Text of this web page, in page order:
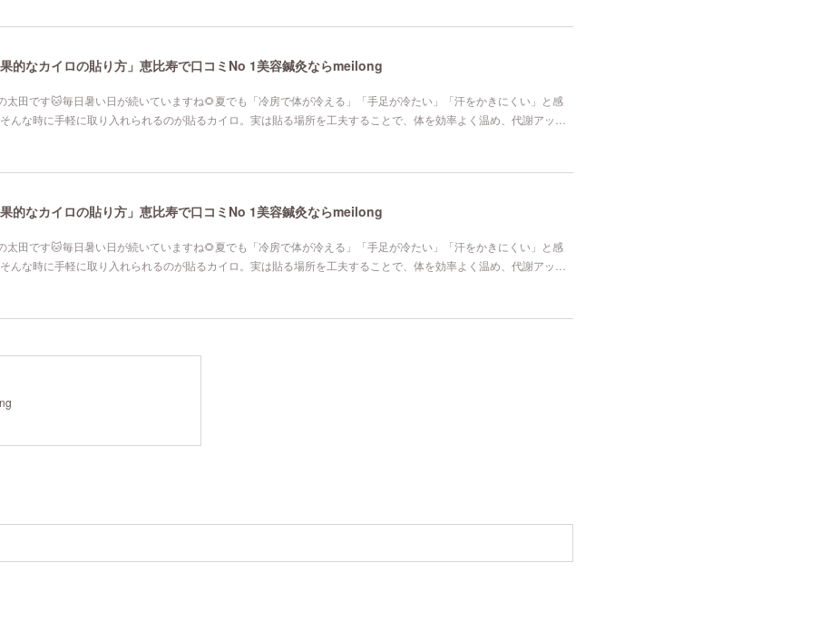
果的なカイロの貼り方」恵比寿で口コミNo 1美容鍼灸ならmeilong
太田です🐱毎日暑い日が続いていますね🌻夏でも「冷房で体が冷える」「手足が冷たい」「汗をかきにくい」と感
んな時に手軽に取り入れられるのが貼るカイロ。実は貼る場所を工夫することで、体を効率よく温め、代謝アッ…
果的なカイロの貼り方」恵比寿で口コミNo 1美容鍼灸ならmeilong
太田です🐱毎日暑い日が続いていますね🌻夏でも「冷房で体が冷える」「手足が冷たい」「汗をかきにくい」と感
んな時に手軽に取り入れられるのが貼るカイロ。実は貼る場所を工夫することで、体を効率よく温め、代謝アッ…